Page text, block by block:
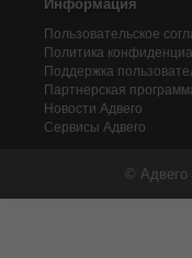
Информация
Пользовательское
Политика
Поддержка
Партнерская
Новости Адвего
Сервисы Адвего
©